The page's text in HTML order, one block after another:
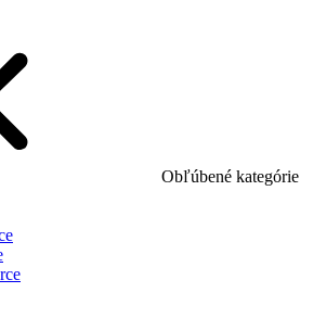
Obľúbené kategórie